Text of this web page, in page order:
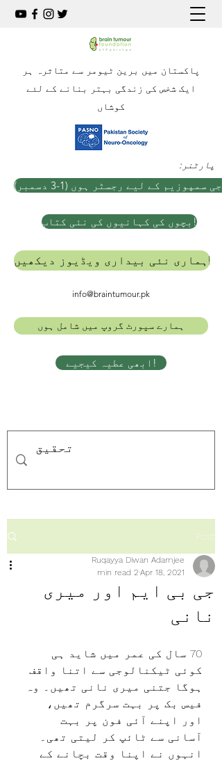
پاکستان میں برین ٹیومر سے متاثرہ ہر
ایک شخص کی زندگی بہتر بنانے کے لئے
کوشاں
:پارٹنر
کے لیے رجسٹر ہوں (1-3 دسمبر)
بچوں کی کہانیوں کی نئی کتاب!
ہماری نئی بیداری ویڈیوز دیکھیں!
info@braintumour.pk
ہمارے سپورٹ گروپ میں شامل ہوں
ابھی عطیہ کیجیے!
Post
جی بی ایم اور میری
نانی
Ruqayya Diwan Adamjee
Apr 18, 2021
2 min read
70 سال کی عمر میں شاید ہی
کوئی ٹیکنالوجی سے اتنا واقف
ہوگا جتنی میری نانی تھیں۔ وہ
فیس بک پر بہت سرگرم تھیں،
اور اپنے آئی فون پر بہت
آسانی سے ٹائپ کر لیتی تھی۔
انہوں نے اپنا وقت بچانے کے